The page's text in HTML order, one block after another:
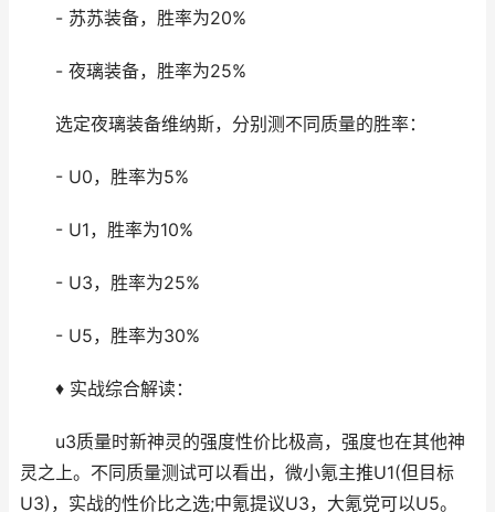
- 苏苏装备，胜率为20%
- 夜璃装备，胜率为25%
选定夜璃装备维纳斯，分别测不同质量的胜率：
- U0，胜率为5%
- U1，胜率为10%
- U3，胜率为25%
- U5，胜率为30%
♦ 实战综合解读：
u3质量时新神灵的强度性价比极高，强度也在其他神
灵之上。不同质量测试可以看出，微小氪主推U1(但目标
U3)，实战的性价比之选;中氪提议U3，大氪党可以U5。